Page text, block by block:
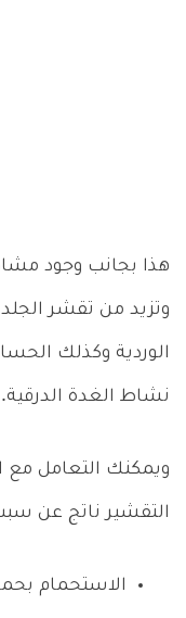
هذا بجانب وجود
وتزيد من تقشر
الوردية وكذلك
نشاط الغدة الدرقية.
ويمكنك التعامل مع
التقشير ناتج عن
الاستحمام